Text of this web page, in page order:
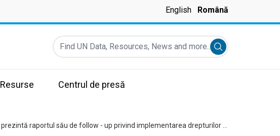
English Română
Find UN Data, Resources, News and more...
Submit search
Resurse Centrul de presă